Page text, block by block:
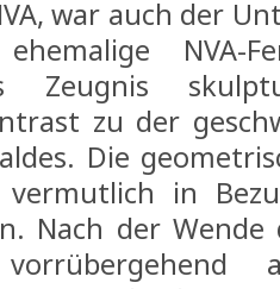
war auch der
NVA-
Zeugnis
zu der
Die
vermutlich in
Nach der Wende